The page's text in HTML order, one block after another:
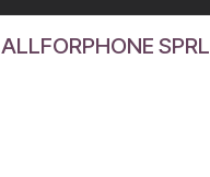
ALLFORPHONE SPRL